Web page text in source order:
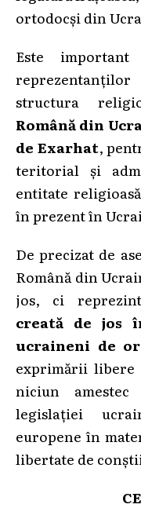
ortodocși din
Este
structura
Română din
de Exarhat,
teritorial și
entitate
în prezent în
De precizat de
Română din
jos, ci
creată de jos
ucraineni de
exprimării libere
niciun
legislației
europene în
libertate de